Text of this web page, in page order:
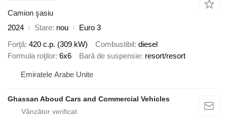
Camion şasiu
2024
Stare nou
Euro 3
Forţă 420 c.p. (309 kW) Combustibil diesel
Formula roţilor 6x6 Bară de suspensie resort/resort
Emiratele Arabe Unite
Ghassan Aboud Cars and Commercial Vehicles